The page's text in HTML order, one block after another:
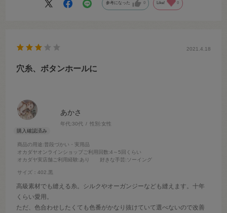
参考になった 0 Like! 0
あかさ
年代:30代 性別:女性
商品の用途:普段づかい・実用品
オカダヤオンラインショップご利用回数:4～5回くらい
オカダヤ実店舗ご利用経験:あり 好きな手芸:ソーイング
サイズ：402.黒
2021.4.18
穴糸、ボタンホールに
高級素材でも縫える糸。シルクやオーガンジーなども縫えます。十年
くらい愛用。
ただ、色合わせしたくても色番がかなり抜けていて選べないので改善